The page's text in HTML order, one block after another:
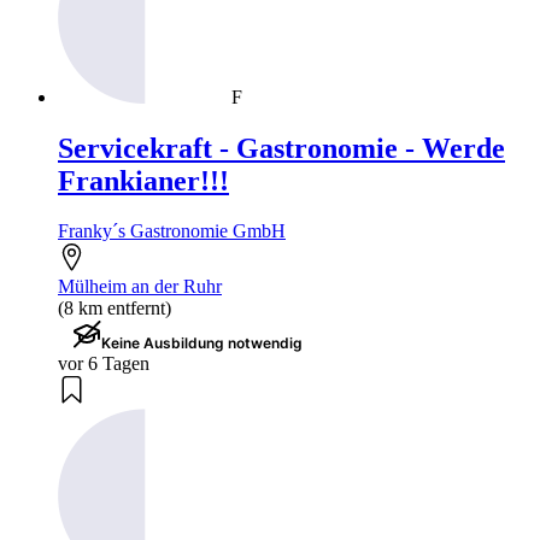
F
Servicekraft - Gastronomie - Werde
Frankianer!!!
Franky´s Gastronomie GmbH
Mülheim an der Ruhr
(8 km entfernt)
Keine Ausbildung notwendig
vor 6 Tagen